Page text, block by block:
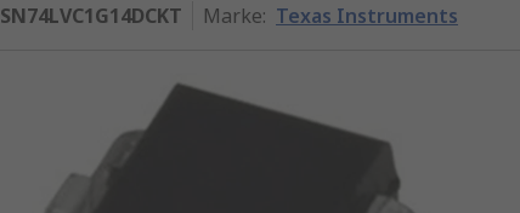
SN74LVC1G14DCKT Marke: Texas Instruments